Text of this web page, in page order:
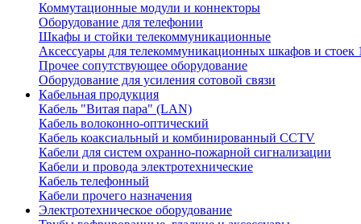
Коммутационные модули и коннекторы
Оборудование для телефонии
Шкафы и стойки телекоммуникационные
Аксессуары для телекоммуникационных шкафов и стоек
Прочее сопутствующее оборудование
Оборудование для усиления сотовой связи
Кабельная продукция
Кабель "Витая пара" (LAN)
Кабель волоконно-оптический
Кабель коаксиальный и комбинированный CCTV
Кабели для систем охранно-пожарной сигнализации
Кабели и провода электротехнические
Кабель телефонный
Кабели прочего назначения
Электротехническое оборудование